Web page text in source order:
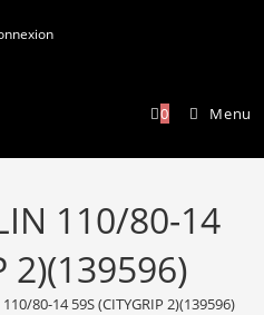
0 Menu
110/80-14
2)(139596)
80-14 59S (CITYGRIP 2)(139596)